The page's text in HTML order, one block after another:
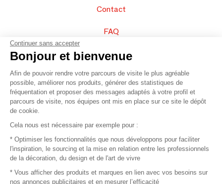
Contact
FAQ
Vendez vos produits
Plan du site
© 2016 –Organisation SAFI
Recrutement
Continuer sans accepter
Bonjour et bienvenue
Afin de pouvoir rendre votre parcours de visite le plus agréable
possible, améliorer nos produits, générer des statistiques de
fréquentation et proposer des messages adaptés à votre profil et
parcours de visite, nos équipes ont mis en place sur ce site le dépôt
de cookie.
Cela nous est nécessaire par exemple pour :
* Optimiser les fonctionnalités que nous développons pour faciliter
l'inspiration, le sourcing et la mise en relation entre les professionnels
de la décoration, du design et de l'art de vivre
* Vous afficher des produits et marques en lien avec vos besoins sur
nos annonces publicitaires et en mesurer l’efficacité